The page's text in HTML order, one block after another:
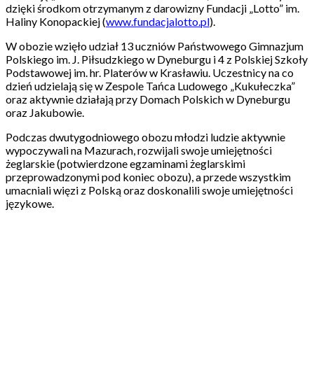
dzięki środkom otrzymanym z darowizny Fundacji „Lotto” im.
Haliny Konopackiej (www.fundacjalotto.pl).
W obozie wzięło udział 13 uczniów Państwowego Gimnazjum
Polskiego im. J. Piłsudzkiego w Dyneburgu i 4 z Polskiej Szkoły
Podstawowej im. hr. Platerów w Krasławiu. Uczestnicy na co
dzień udzielają się w Zespole Tańca Ludowego „Kukułeczka”
oraz aktywnie działają przy Domach Polskich w Dyneburgu
oraz Jakubowie.
Podczas dwutygodniowego obozu młodzi ludzie aktywnie
wypoczywali na Mazurach, rozwijali swoje umiejętności
żeglarskie (potwierdzone egzaminami żeglarskimi
przeprowadzonymi pod koniec obozu), a przede wszystkim
umacniali więzi z Polską oraz doskonalili swoje umiejętności
językowe.